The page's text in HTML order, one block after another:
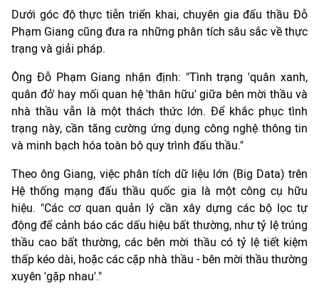
Dưới góc độ thực tiễn triển khai, chuyên gia đấu thầu Đỗ
Phạm Giang cũng đưa ra những phân tích sâu sắc về thực
trạng và giải pháp.
Ông Đỗ Phạm Giang nhận định: "Tình trạng 'quân xanh,
quân đỏ' hay mối quan hệ 'thân hữu' giữa bên mời thầu và
nhà thầu vẫn là một thách thức lớn. Để khắc phục tình
trạng này, cần tăng cường ứng dụng công nghệ thông tin
và minh bạch hóa toàn bộ quy trình đấu thầu."
Theo ông Giang, việc phân tích dữ liệu lớn (Big Data) trên
Hệ thống mạng đấu thầu quốc gia là một công cụ hữu
hiệu. "Các cơ quan quản lý cần xây dựng các bộ lọc tự
động để cảnh báo các dấu hiệu bất thường, như tỷ lệ trúng
thầu cao bất thường, các bên mời thầu có tỷ lệ tiết kiệm
thấp kéo dài, hoặc các cặp nhà thầu - bên mời thầu thường
xuyên 'gặp nhau'."